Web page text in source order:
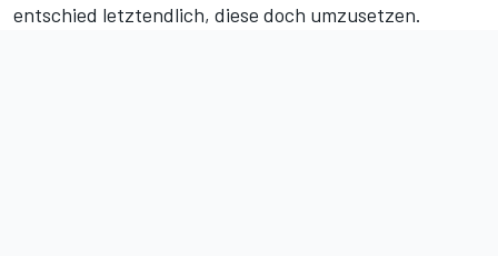
entschied letztendlich, diese doch umzusetzen.